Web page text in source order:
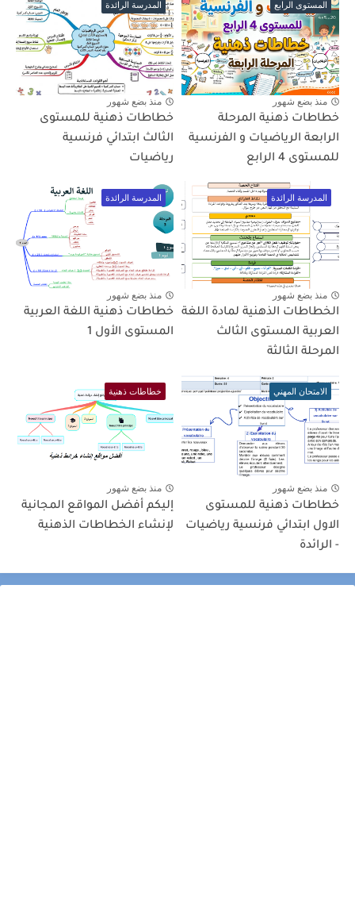
المستوى الرابع
منذ بضع شهور
خطاطات ذهنية المرحلة
الرابعة الرياضيات و الفرنسية
للمستوى 4 الرابع
المدرسة الرائدة
منذ بضع شهور
خطاطات ذهنية للمستوى
الثالث ابتدائي فرنسية
رياضيات
المدرسة الرائدة
منذ بضع شهور
الخطاطات الذهنية لمادة اللغة
العربية المستوى الثالث
المرحلة الثالثة
المدرسة الرائدة
منذ بضع شهور
خطاطات ذهنية اللغة العربية
المستوى الأول 1
الامتحان المهني
منذ بضع شهور
خطاطات ذهنية للمستوى
الاول ابتدائي فرنسية رياضيات
- الرائدة
خطاطات ذهنية
منذ بضع شهور
إليكم أفضل المواقع المجانية
لإنشاء الخطاطات الذهنية